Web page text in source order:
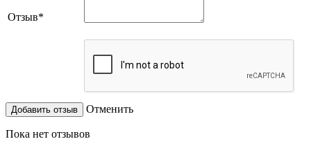
Отзыв*
Отменить
Пока нет отзывов